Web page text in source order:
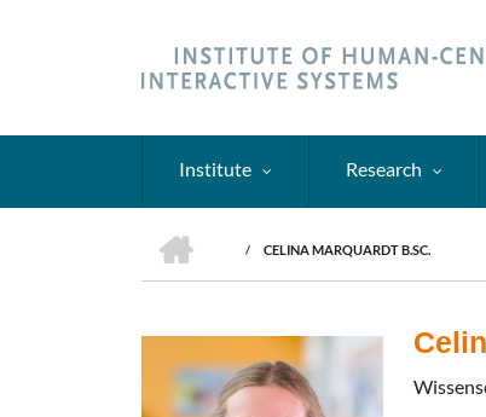
Institute Research
BREADCRUMB
/ CELINA MARQUARDT B.SC.